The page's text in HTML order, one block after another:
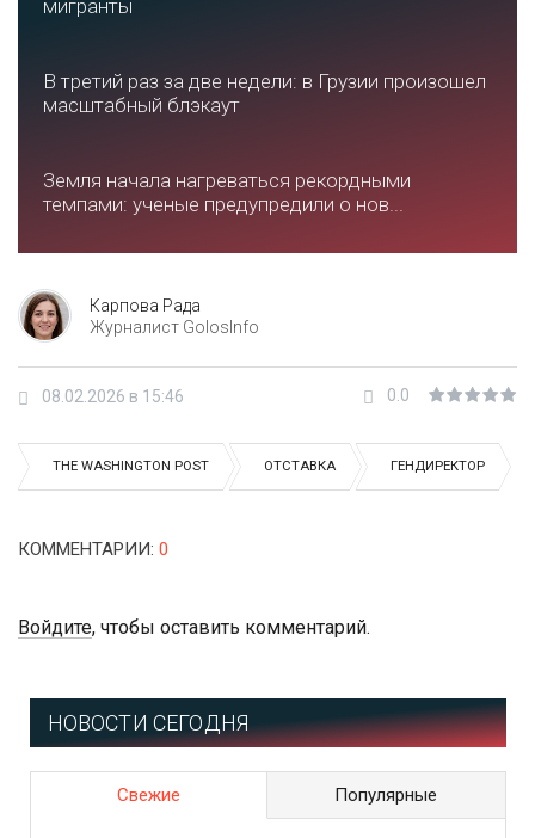
мигранты
В третий раз за две недели: в Грузии произошел
масштабный блэкаут
Земля начала нагреваться рекордными
темпами: ученые предупредили о нов...
Карпова Рада
Журналист GolosInfo
08.02.2026 в 15:46 0.0
THE WASHINGTON POST ОТСТАВКА ГЕНДИРЕКТОР
КОММЕНТАРИИ: 0
Войдите, чтобы оставить комментарий.
НОВОСТИ СЕГОДНЯ
Свежие Популярные